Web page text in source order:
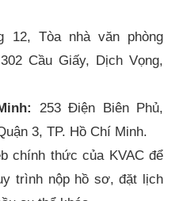
12, Tòa nhà văn phòng
Cầu Giấy, Dịch Vọng,
253 Điện Biên Phủ,
3, TP. Hồ Chí Minh.
chính thức của KVAC để
trình nộp hồ sơ, đặt lịch